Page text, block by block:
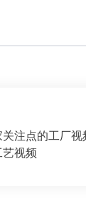
注点的工厂视
视频